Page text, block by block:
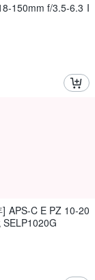
150mm f/3.5-6.3 I
APS-C E PZ 10-20